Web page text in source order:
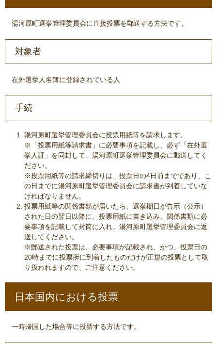
湯河原町選挙管理委員会に直接投票を郵送する方法です。
対象者
在外選挙人名簿に登録されている人
手続
湯河原町選挙管理委員会に投票用紙等を請求します。
※「投票用紙等請求書」に必要事項を記載し、必ず「在外選
挙人証」を同封して、湯河原町選挙管理委員会に郵送してく
ださい。
※投票用紙等の請求締切りは、投票日の4日前までであり、こ
の日までに湯河原町選挙管理委員会に請求書が到着していな
ければなりません。
投票用紙等の関係書類が届いたら、選挙期日が告示（公示）
された日の翌日以降に、投票用紙に書き込み、関係書類に必
要事項を記載して封筒に入れ、湯河原町選挙管理委員会に返
送してください。
※郵送された投票は、必要事項が記載され、かつ、投票日の
20時までに投票所に到着したものだけが正規の投票として取
り扱われますので、ご注意ください。
日本国内における投票
一時帰国した場合等に投票する方法です。